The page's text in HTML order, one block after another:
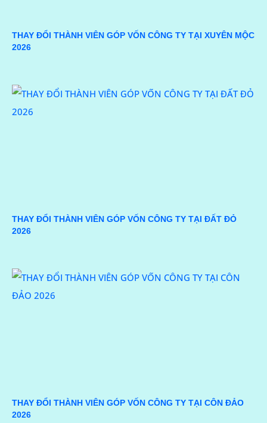
THAY ĐỔI THÀNH VIÊN GÓP VỐN CÔNG TY TẠI XUYÊN MỘC
2026
THAY ĐỔI THÀNH VIÊN GÓP VỐN CÔNG TY TẠI ĐẤT ĐỎ
2026
THAY ĐỔI THÀNH VIÊN GÓP VỐN CÔNG TY TẠI CÔN ĐẢO
2026